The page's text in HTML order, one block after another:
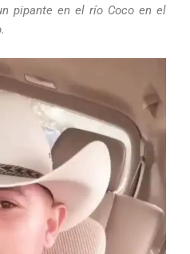
pipante en el río Coco en el